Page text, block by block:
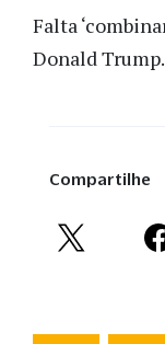
Falta
Donald Trump.
Compartilhe